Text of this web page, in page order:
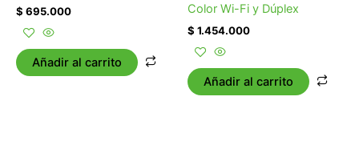
$ 695.000
Añadir al carrito
Color Wi-Fi y Dúplex
$ 1.454.000
Añadir al carrito